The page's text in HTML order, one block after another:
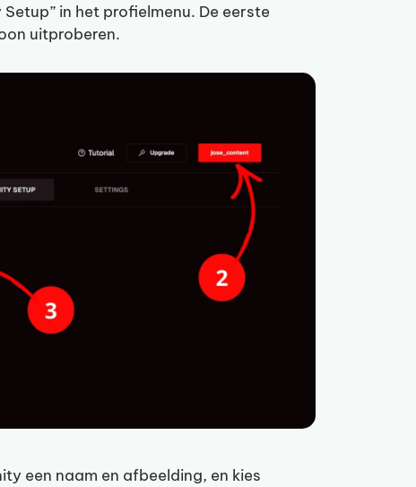
Setup” in het profielmenu. De eerste
uitproberen.
een naam en afbeelding, en kies